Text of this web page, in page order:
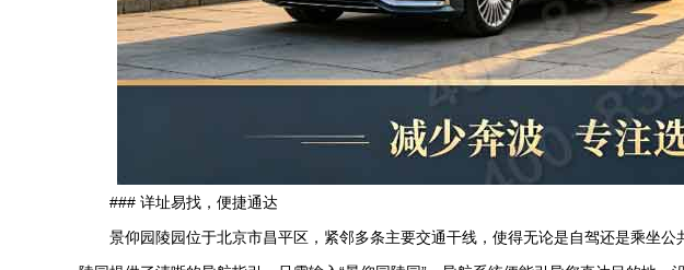
### 详址易找，便捷通达
景仰园陵园位于北京市昌平区，紧邻多条主要交通干线，使得无论是自驾还是乘坐公